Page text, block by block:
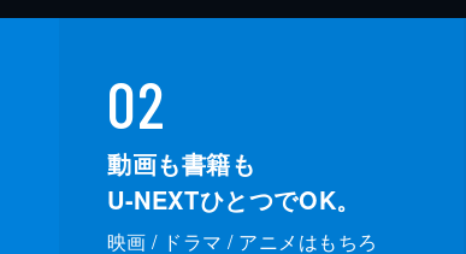
02
動画も書籍も
U-NEXTひとつでOK。
映画 / ドラマ / アニメはもちろ